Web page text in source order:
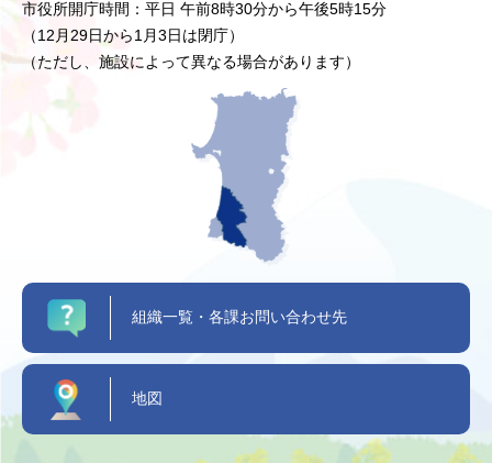
市役所開庁時間：平日 午前8時30分から午後5時15分
（12月29日から1月3日は閉庁）
（ただし、施設によって異なる場合があります）
組織一覧・各課お問い合わせ先
地図